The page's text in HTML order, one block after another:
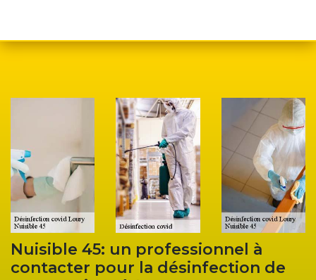
45: un professionnel à
pour la désinfection de